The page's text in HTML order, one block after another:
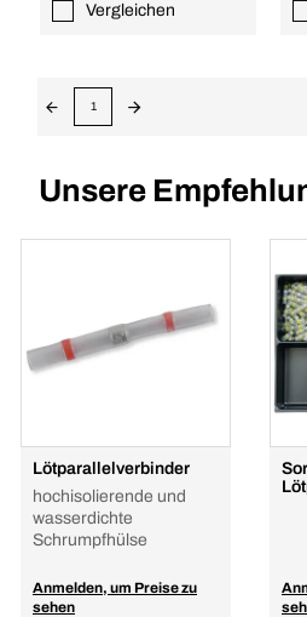
Vergleichen
1
Unsere
Lötparallelverbinder
hochisolierende und
wasserdichte
Schrumpfhülse
Anmelden, um Preise zu
sehen